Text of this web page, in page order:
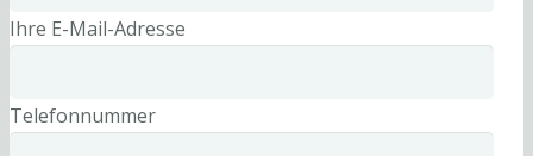
Ihre E-Mail-Adresse
Telefonnummer